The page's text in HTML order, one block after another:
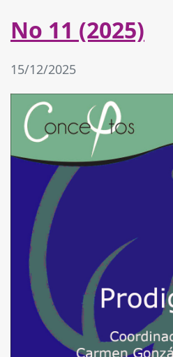
No 11 (2025)
15/12/2025